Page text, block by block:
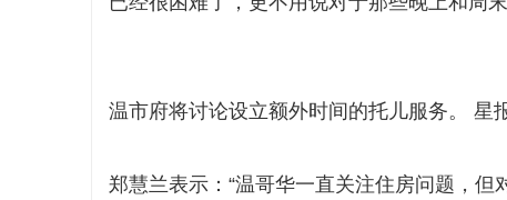
温市府将讨论设立额外时间的托儿服务。 星
郑慧兰表示：“温哥华一直关注住房问题，